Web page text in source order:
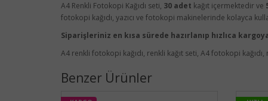
A4 Renkli Fotokopi Kağıdı seti, 30 adet kağıt içermektedir ve
fotokopi kağıdı, yazıcı ve fotokopi makinelerinde kolayca
Siparişleriniz en kısa sürede hazırlanıp hızlıca
A4 renkli fotokopi kağıdı, renkli kağıt seti, A4 fotokopi
Benzer Ürünler